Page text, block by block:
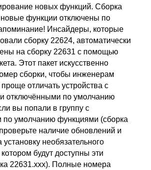
новых функций. Сборка
функции отключены по
Инсайдеры, которые
сборку 22624, автоматически
на сборку 22631 с помощью
Этот пакет искусственно
сборки, чтобы инженерам
отличать устройства с
отключёнными по умолчанию
вы попали в группу с
по умолчанию функциями (сборка
наличие обновлений и
установку необязательного
будут доступны эти
22631.xxx). Полные номера